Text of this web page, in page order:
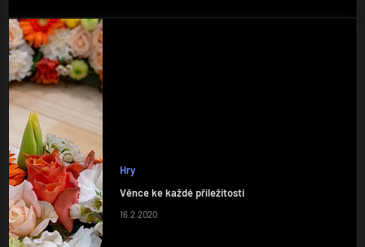
Hry
Věnce ke každé příležitosti
16.2.2020